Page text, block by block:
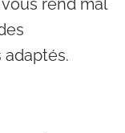
rend mal